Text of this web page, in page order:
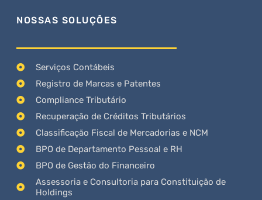
NOSSAS SOLUÇÕES
Serviços Contábeis
Registro de Marcas e Patentes
Compliance Tributário
Recuperação de Créditos Tributários
Classificação Fiscal de Mercadorias e NCM
BPO de Departamento Pessoal e RH
BPO de Gestão do Financeiro
Assessoria e Consultoria para Constituição de
Holdings